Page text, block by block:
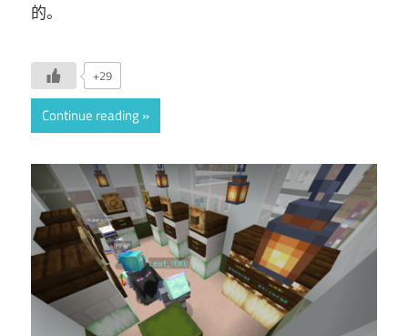
的。
+29
Continue reading